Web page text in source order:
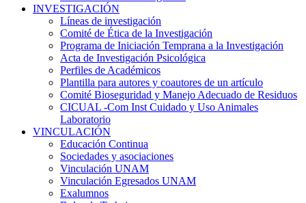
INVESTIGACIÓN
Líneas de investigación
Comité de Ética de la Investigación
Programa de Iniciación Temprana a la Investigación
Acta de Investigación Psicológica
Perfiles de Académicos
Plantilla para autores y coautores de un artículo
Comité Bioseguridad y Manejo Adecuado de Residuos
CICUAL -Com Inst Cuidado y Uso Animales
Laboratorio
VINCULACIÓN
Educación Continua
Sociedades y asociaciones
Vinculación UNAM
Vinculación Egresados UNAM
Exalumnos